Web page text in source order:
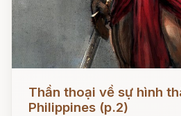
Đọc ngay
Thần thoại về sự hình
Philippines (p.2)